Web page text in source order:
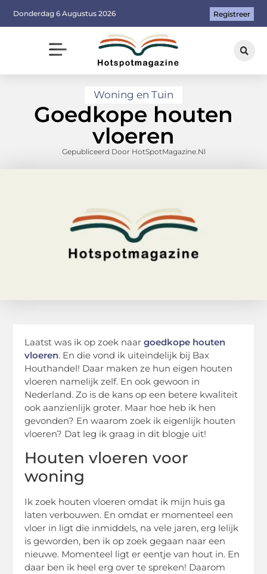
Donderdag 6 Augustus 2026 Registreer
Woning en Tuin
Goedkope houten
vloeren
Gepubliceerd Door HotSpotMagazine.nl
Laatst was ik op zoek naargoedkope houten
vloeren. En die vond ik uiteindelijk bij Bax
Houthandel! Daar maken ze hun eigen houten
vloeren namelijk zelf. En ook gewoon in
Nederland. Zo is de kans op een betere kwaliteit
ook aanzienlijk groter. Maar hoe heb ik hen
gevonden? En waarom zoek ik eigenlijk houten
vloeren? Dat leg ik graag in dit blogje uit!
Houten vloeren voor
woning
Ik zoek houten vloeren omdat ik mijn huis ga
laten verbouwen. En omdat er momenteel een
vloer in ligt die inmiddels, na vele jaren, erg lelijk
is geworden, ben ik op zoek gegaan naar een
nieuwe. Momenteel ligt er eentje van hout in. En
daar ben ik heel erg over te spreken! Daarom